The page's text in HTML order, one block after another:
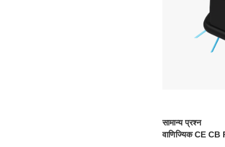
सामान्य प्रश्न
वाणिज्यिक CE CB